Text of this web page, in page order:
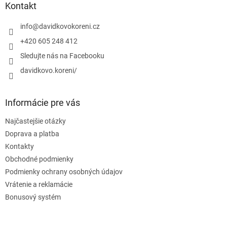
Kontakt
info@davidkovokoreni.cz
+420 605 248 412
Sledujte nás na Facebooku
davidkovo.koreni/
Informácie pre vás
Najčastejšie otázky
Doprava a platba
Kontakty
Obchodné podmienky
Podmienky ochrany osobných údajov
Vrátenie a reklamácie
Bonusový systém